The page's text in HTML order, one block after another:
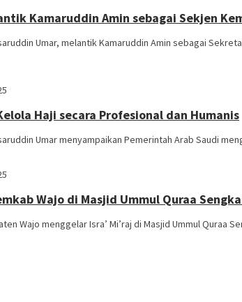
Kamaruddin Amin sebagai Sekjen
Umar, melantik Kamaruddin Amin sebagai
Haji secara Profesional dan Humanis
Umar menyampaikan Pemerintah Arab Saudi
Wajo di Masjid Ummul Quraa
Wajo menggelar Isra’ Mi’raj di Masjid Ummul Quraa